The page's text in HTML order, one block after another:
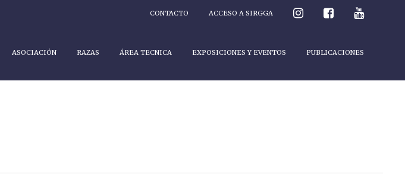
CONTACTO ACCESO A SIRGGA
ASOCIACIÓN RAZAS ÁREA TECNICA EXPOSICIONES Y EVENTOS PUBLICACIONES